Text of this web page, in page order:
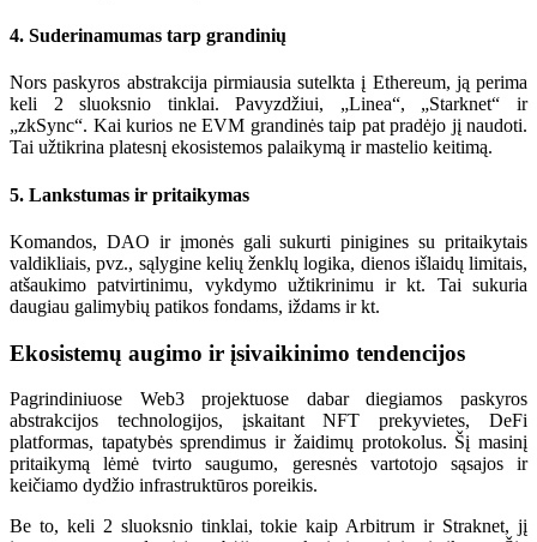
4. Suderinamumas tarp grandinių
Nors paskyros abstrakcija pirmiausia sutelkta į Ethereum, ją perima
keli 2 sluoksnio tinklai. Pavyzdžiui, „Linea“, „Starknet“ ir
„zkSync“. Kai kurios ne EVM grandinės taip pat pradėjo jį naudoti.
Tai užtikrina platesnį ekosistemos palaikymą ir mastelio keitimą.
5. Lankstumas ir pritaikymas
Komandos, DAO ir įmonės gali sukurti pinigines su pritaikytais
valdikliais, pvz., sąlygine kelių ženklų logika, dienos išlaidų limitais,
atšaukimo patvirtinimu, vykdymo užtikrinimu ir kt. Tai sukuria
daugiau galimybių patikos fondams, iždams ir kt.
Ekosistemų augimo ir įsivaikinimo tendencijos
Pagrindiniuose Web3 projektuose dabar diegiamos paskyros
abstrakcijos technologijos, įskaitant NFT prekyvietes, DeFi
platformas, tapatybės sprendimus ir žaidimų protokolus. Šį masinį
pritaikymą lėmė tvirto saugumo, geresnės vartotojo sąsajos ir
keičiamo dydžio infrastruktūros poreikis.
Be to, keli 2 sluoksnio tinklai, tokie kaip Arbitrum ir Straknet, jį